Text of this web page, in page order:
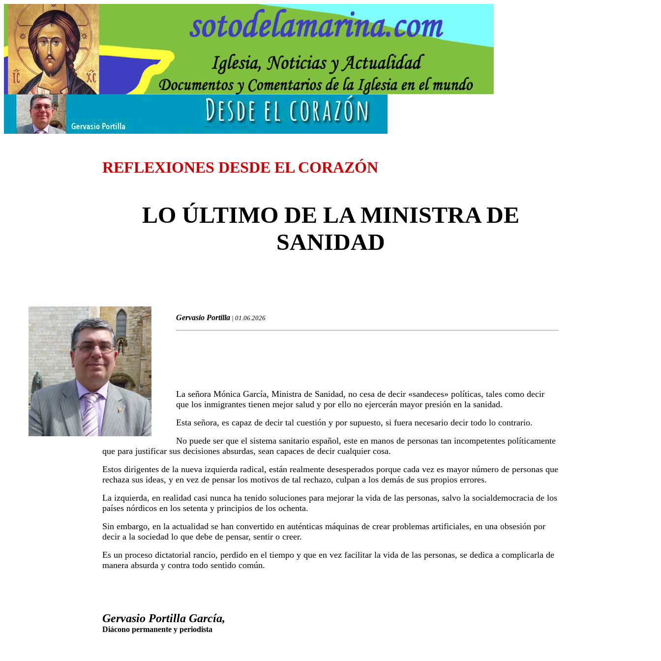
REFLEXIONES DESDE EL CORAZÓN
LO ÚLTIMO DE LA MINISTRA DE
SANIDAD
Gervasio Portilla | 01.06.2026
La señora Mónica García, Ministra de Sanidad, no cesa de decir «sandeces» políticas, tales como decir
que los inmigrantes tienen mejor salud y por ello no ejercerán mayor presión en la sanidad.
Esta señora, es capaz de decir tal cuestión y por supuesto, si fuera necesario decir todo lo contrario.
No puede ser que el sistema sanitario español, este en manos de personas tan incompetentes políticamente
que para justificar sus decisiones absurdas, sean capaces de decir cualquier cosa.
Estos dirigentes de la nueva izquierda radical, están realmente desesperados porque cada vez es mayor número de personas que
rechaza sus ideas, y en vez de pensar los motivos de tal rechazo, culpan a los demás de sus propios errores.
La izquierda, en realidad casi nunca ha tenido soluciones para mejorar la vida de las personas, salvo la socialdemocracia de los
países nórdicos en los setenta y principios de los ochenta.
Sin embargo, en la actualidad se han convertido en auténticas máquinas de crear problemas artificiales, en una obsesión por
decir a la sociedad lo que debe de pensar, sentir o creer.
Es un proceso dictatorial rancio, perdido en el tiempo y que en vez facilitar la vida de las personas, se dedica a complicarla de
manera absurda y contra todo sentido común.
Gervasio Portilla García,
Diácono permanente y periodista